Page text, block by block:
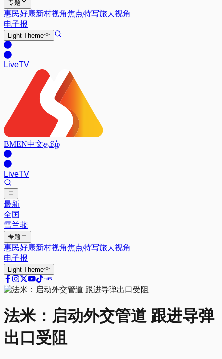
专题
惠民好康新村视角焦点特写旅人视角
电子报
Light Theme
LiveTV
BMEN中文தமிழ்
LiveTV
最新
全国
雪兰莪
专题
惠民好康新村视角焦点特写旅人视角
电子报
Light Theme
法米：启动外交管道 跟进导弹
出口受阻